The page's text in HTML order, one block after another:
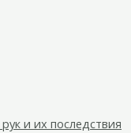
и их последствия